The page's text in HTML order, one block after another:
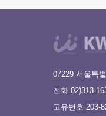
07229 서울특
전화 02)313-
고유번호 203-